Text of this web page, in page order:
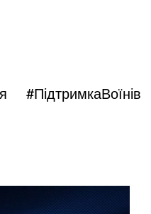
#ПідтримкаВоїнів